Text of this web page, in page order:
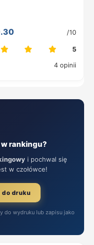
/10
5
4 opinii
w rankingu?
i pochwal się
w czołówce!
do druku
do wydruku lub zapisu jako